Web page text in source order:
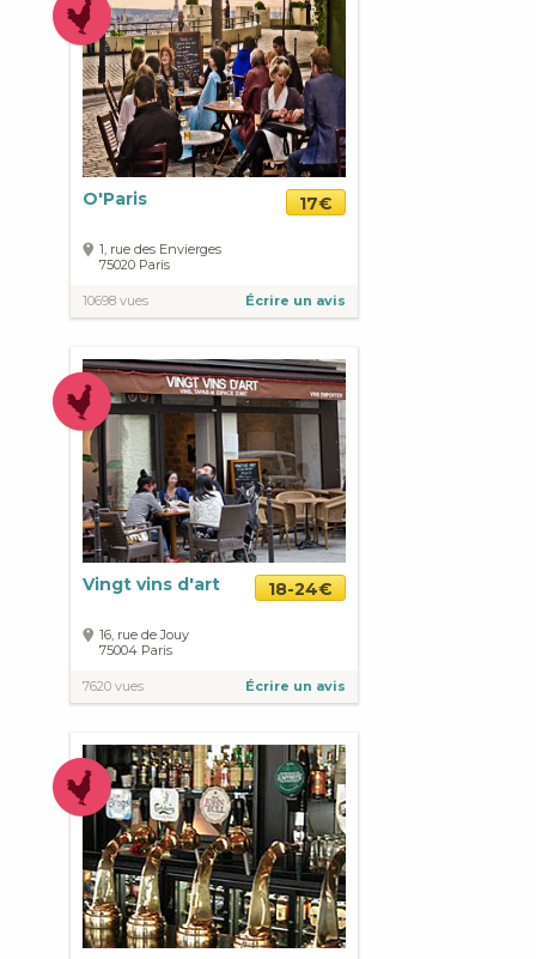
O'Paris 17€
1, rue des Envierges
75020 Paris
10698 vues Écrire un avis
Vingt vins d'art 18-24€
16, rue de Jouy
75004 Paris
7620 vues Écrire un avis